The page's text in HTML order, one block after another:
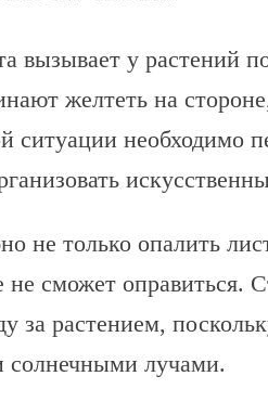
вызывает у растений
желтеть на
необходимо
не только опалить
сможет оправиться.
за растением,
солнечными лучами.